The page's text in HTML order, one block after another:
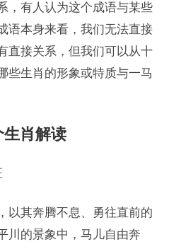
，有人认为这个成语与某些
语本身来看，我们无法直接
直接关系，但我们可以从十
些生肖的形象或特质与一马
肖解读
以其奔腾不息、勇往直前的
川的景象中，马儿自由奔